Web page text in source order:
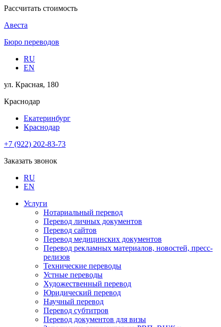
Рассчитать стоимость
Авеста
Бюро переводов
RU
EN
ул. Красная, 180
Краснодар
Екатеринбург
Краснодар
+7 (922) 202-83-73
Заказать звонок
RU
EN
Услуги
Нотариальный перевод
Перевод личных документов
Перевод сайтов
Перевод медицинских документов
Перевод рекламных материалов, новостей, пресс-
релизов
Технические переводы
Устные переводы
Художественный перевод
Юридический перевод
Научный перевод
Перевод субтитров
Перевод документов для визы